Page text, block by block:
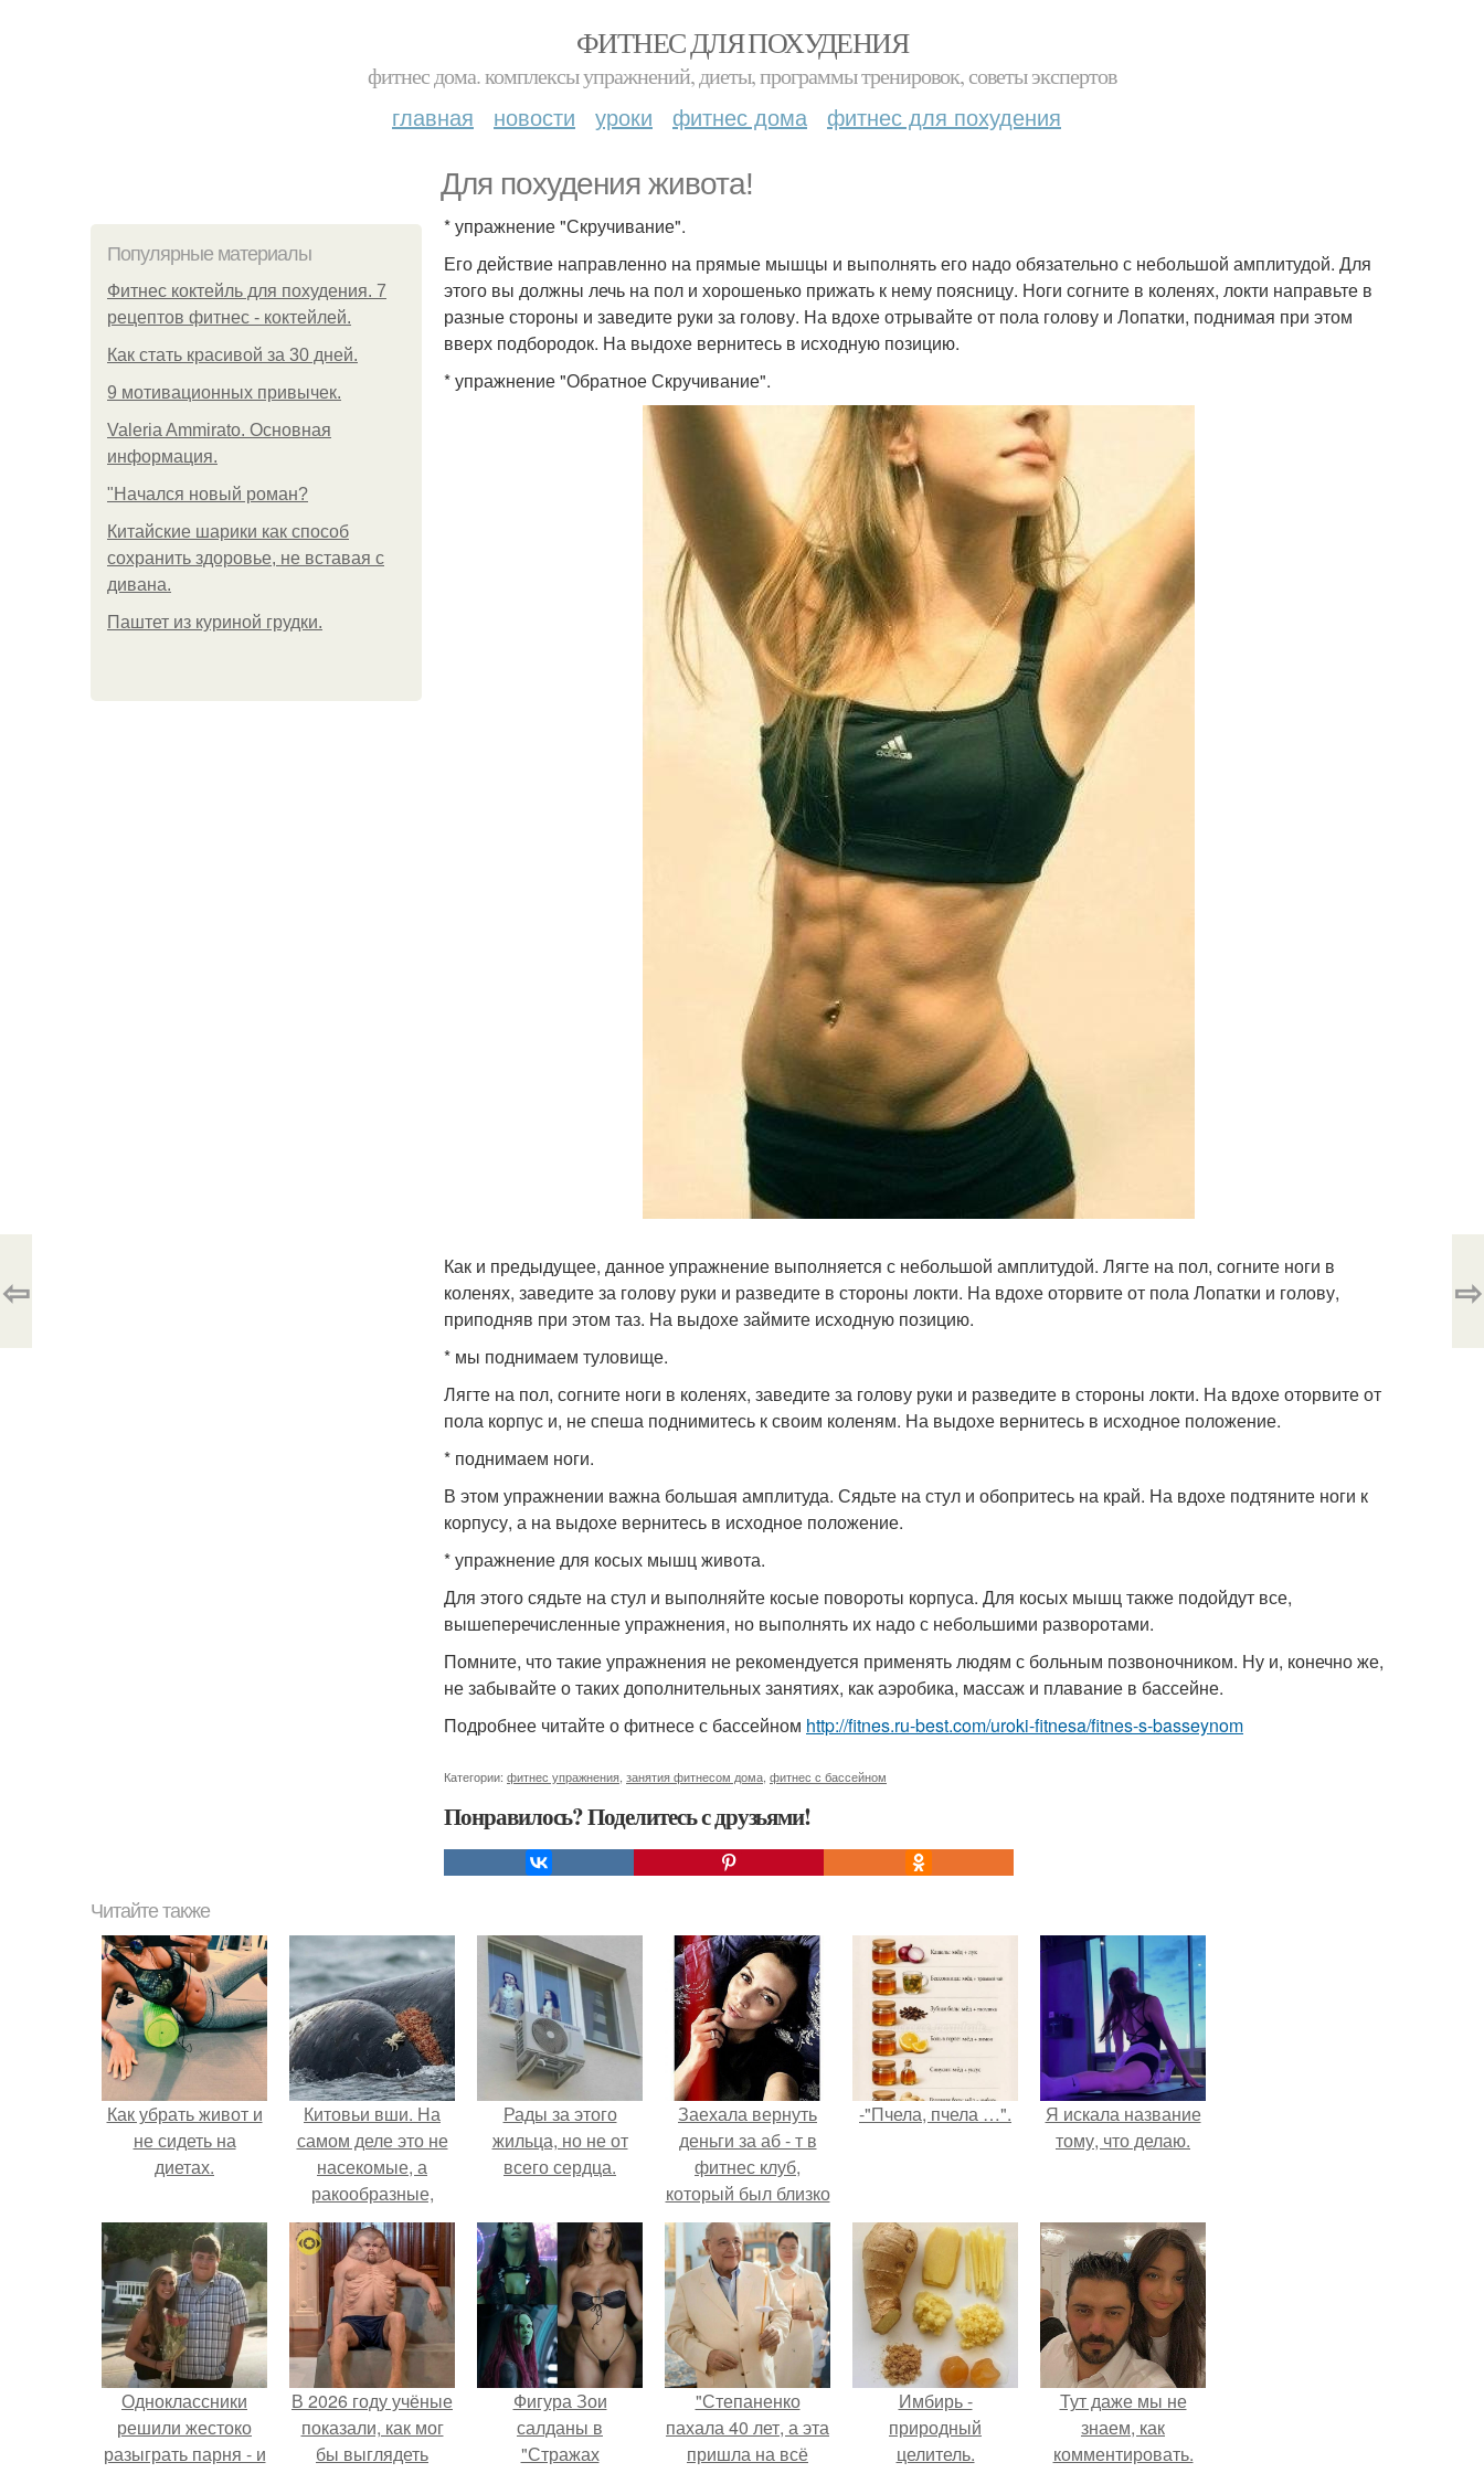
ФИТНЕС ДЛЯ ПОХУДЕНИЯ
фитнес дома. комплексы упражнений, диеты, программы тренировок, советы экспертов
главная новости уроки фитнес дома фитнес для похудения
Для похудения живота!
Популярные материалы
Фитнес коктейль для похудения. 7
рецептов фитнес - коктейлей.
Как стать красивой за 30 дней.
9 мотивационных привычек.
Valeria Ammirato. Основная
информация.
"Начался новый роман?
Китайские шарики как способ
сохранить здоровье, не вставая с
дивана.
Паштет из куриной грудки.
* упражнение "Скручивание".
Его действие направленно на прямые мышцы и выполнять его надо обязательно с небольшой амплитудой. Для
этого вы должны лечь на пол и хорошенько прижать к нему поясницу. Ноги согните в коленях, локти направьте в
разные стороны и заведите руки за голову. На вдохе отрывайте от пола голову и Лопатки, поднимая при этом
вверх подбородок. На выдохе вернитесь в исходную позицию.
* упражнение "Обратное Скручивание".
Как и предыдущее, данное упражнение выполняется с небольшой амплитудой. Лягте на пол, согните ноги в
коленях, заведите за голову руки и разведите в стороны локти. На вдохе оторвите от пола Лопатки и голову,
приподняв при этом таз. На выдохе займите исходную позицию.
* мы поднимаем туловище.
Лягте на пол, согните ноги в коленях, заведите за голову руки и разведите в стороны локти. На вдохе оторвите от
пола корпус и, не спеша поднимитесь к своим коленям. На выдохе вернитесь в исходное положение.
* поднимаем ноги.
В этом упражнении важна большая амплитуда. Сядьте на стул и обопритесь на край. На вдохе подтяните ноги к
корпусу, а на выдохе вернитесь в исходное положение.
* упражнение для косых мышц живота.
Для этого сядьте на стул и выполняйте косые повороты корпуса. Для косых мышц также подойдут все,
вышеперечисленные упражнения, но выполнять их надо с небольшими разворотами.
Помните, что такие упражнения не рекомендуется применять людям с больным позвоночником. Ну и, конечно же,
не забывайте о таких дополнительных занятиях, как аэробика, массаж и плавание в бассейне.
Подробнее читайте о фитнесе с бассейном http://fitnes.ru-best.com/uroki-fitnesa/fitnes-s-basseynom
Категории: фитнес упражнения занятия фитнесом дома фитнес с бассейном
Понравилось? Поделитесь с друзьями!
⇦ ⇨
Читайте также
Как убрать живот и
не сидеть на
диетах.
Китовьи вши. На
самом деле это не
насекомые, а
ракообразные,
относящиеся к
бокоплавам.
Рады за этого
жильца, но не от
всего сердца.
Заехала вернуть
деньги за аб - т в
фитнес клуб,
который был близко
к дому.
-"Пчела, пчела …".
Я искала название
тому, что делаю.
Одноклассники
решили жестоко
разыграть парня - и
В 2026 году учёные
показали, как мог
бы выглядеть
Фигура Зои
салданы в
"Стражах
"Степаненко
пахала 40 лет, а эта
пришла на всё
Имбирь -
природный
целитель.
Тут даже мы не
знаем, как
комментировать.